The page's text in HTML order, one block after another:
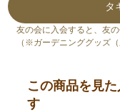
タ
友の会に入会すると、友
（※ガーデニンググッズ
この商品を見
す